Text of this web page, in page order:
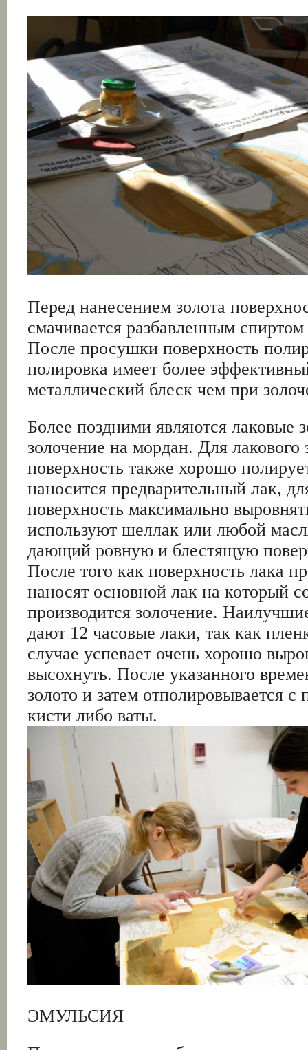
Перед нанесением золота
смачивается разбавленным
После просушки поверхность
полировка имеет более
металлический блеск чем при
Более поздними являются лаковые
золочение на мордан. Для лакового
поверхность также хорошо
наносится предварительный лак,
поверхность максимально
используют шеллак или любой
дающий ровную и блестящую
После того как поверхность лака
наносят основной лак на который
производится золочение.
дают 12 часовые лаки, так как
случае успевает очень хорошо
высохнуть. После указанного
золото и затем отполировывается
кисти либо ваты.
ЭМУЛЬСИЯ